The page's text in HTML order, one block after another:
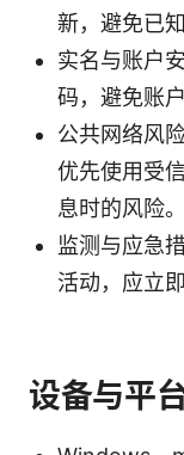
新，避免已
实名与账户
码，避免账
公共网络风
优先使用受
息时的风险。
监测与应急
活动，应立
设备与平